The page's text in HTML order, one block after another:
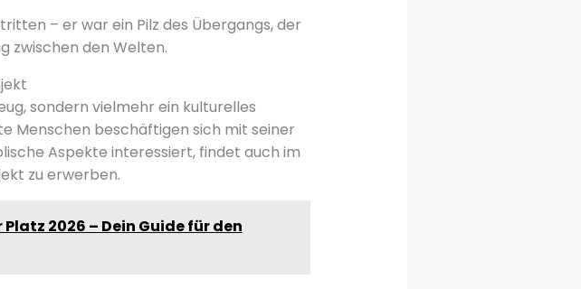
– er war ein Pilz des Übergangs, der
zwischen den Welten.
sondern vielmehr ein kulturelles
Menschen beschäftigen sich mit seiner
Aspekte interessiert, findet auch im
zu erwerben.
2026 – Dein Guide für den